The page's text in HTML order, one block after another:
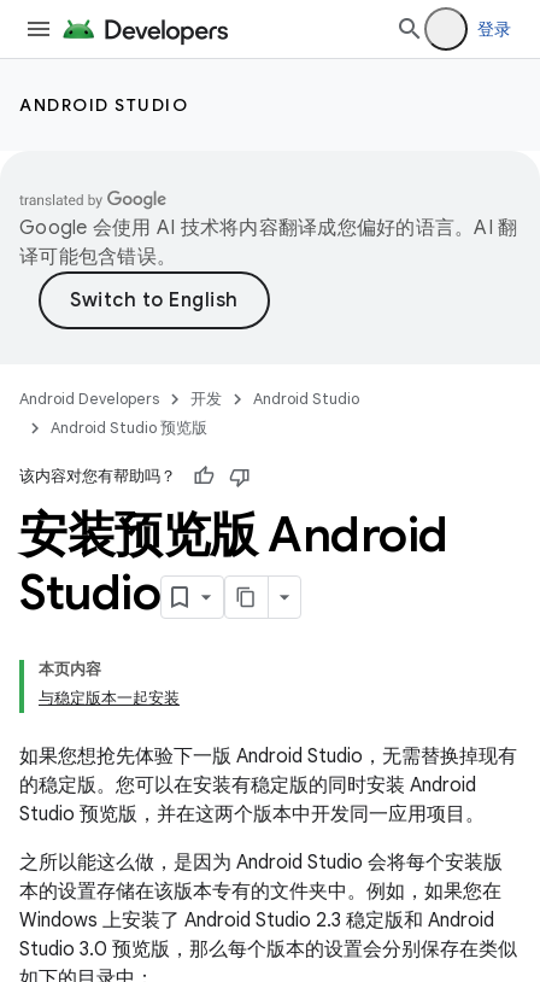
登录
ANDROID STUDIO
Google 会使用 AI 技术将内容翻译成您偏好的语言。AI 翻
译可能包含错误。
Android Developers 开发
Android Studio
Android Studio 预览版
该内容对您有帮助吗？
安装预览版 Android
Studio
本页内容
与稳定版本一起安装
如果您想抢先体验下一版 Android Studio，无需替换掉现有
的稳定版。您可以在安装有稳定版的同时安装 Android
Studio 预览版，并在这两个版本中开发同一应用项目。
之所以能这么做，是因为 Android Studio 会将每个安装版
本的设置存储在该版本专有的文件夹中。例如，如果您在
Windows 上安装了 Android Studio 2.3 稳定版和 Android
Studio 3.0 预览版，那么每个版本的设置会分别保存在类似